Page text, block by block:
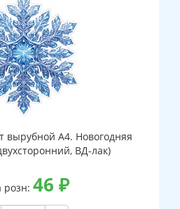
вырубной А4. Новогодняя
ВД-лак)
розн: 46 ₽